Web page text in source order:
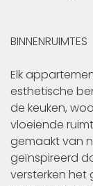
BINNENRUIMTES
Elk
esthetische
de keuken,
vloeiende
gemaakt van
geïnspireerd
versterken het